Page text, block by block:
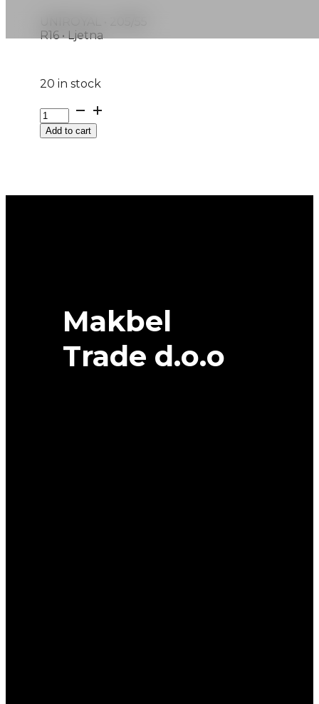
R16 • Ljetna
20 in stock
205/55R16
RAINSPORT-
5Add to cart
Makbel
Trade d.o.o